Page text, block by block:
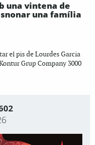
una vintena de
una família
el pis de Lourdes Garcia
Grup Company 3000